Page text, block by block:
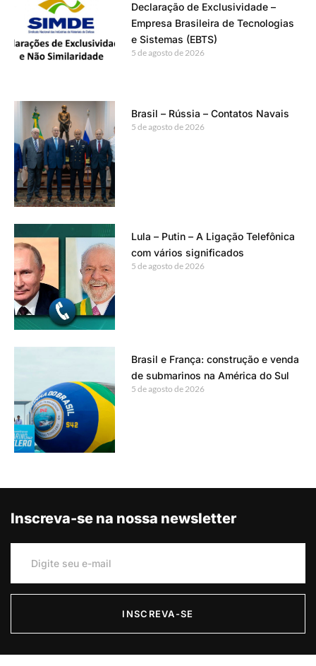
Declaração de Exclusividade –
Empresa Brasileira de Tecnologias
e Sistemas (EBTS)
5 de agosto de 2026
Brasil – Rússia – Contatos Navais
5 de agosto de 2026
Lula – Putin – A Ligação Telefônica
com vários significados
5 de agosto de 2026
Brasil e França: construção e venda
de submarinos na América do Sul
5 de agosto de 2026
Inscreva-se na nossa newsletter
INSCREVA-SE